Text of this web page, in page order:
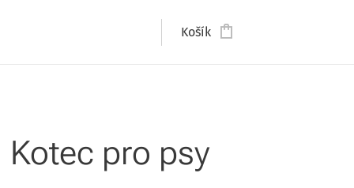
Košík
Kotec pro psy